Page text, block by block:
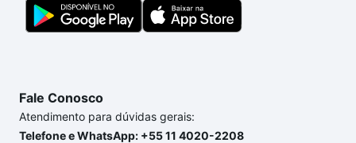
até as chaves.
Fale Conosco
Atendimento para dúvidas gerais:
Telefone e WhatsApp: +55 11 4020-2208